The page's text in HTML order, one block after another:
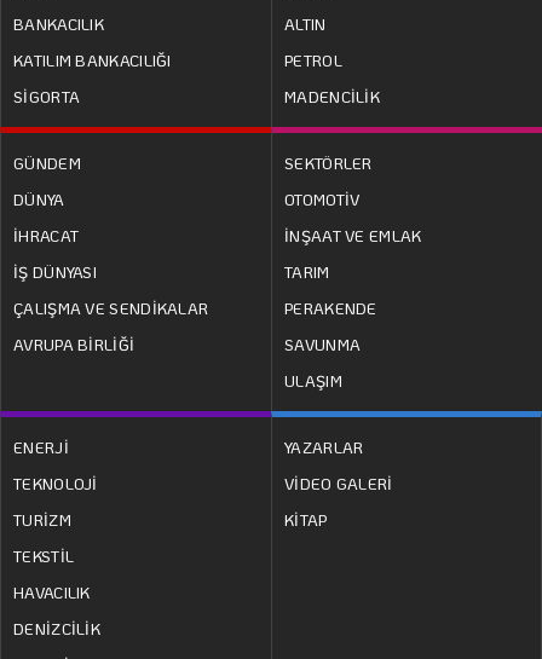
BANKACILIK
KATILIM BANKACILIĞI
SİGORTA
ALTIN
PETROL
MADENCİLİK
GÜNDEM
DÜNYA
İHRACAT
İŞ DÜNYASI
ÇALIŞMA VE SENDİKALAR
AVRUPA BİRLİĞİ
SEKTÖRLER
OTOMOTİV
İNŞAAT VE EMLAK
TARIM
PERAKENDE
SAVUNMA
ULAŞIM
ENERJİ
TEKNOLOJİ
TURİZM
TEKSTİL
HAVACILIK
DENİZCİLİK
YAZARLAR
VİDEO GALERİ
KİTAP